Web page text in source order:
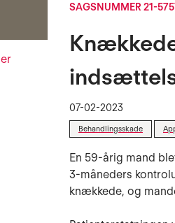
SAGSNUMMER 21-
07-02-2023
Behandlingsskade
En 59-årig mand
3-måneders
knækkede, og